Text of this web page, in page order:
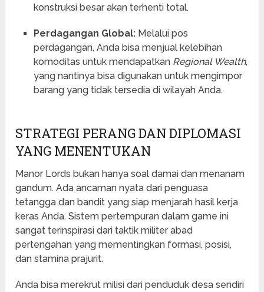
konstruksi besar akan terhenti total.
Perdagangan Global:Melalui pos
perdagangan, Anda bisa menjual kelebihan
komoditas untuk mendapatkan Regional Wealth,
yang nantinya bisa digunakan untuk mengimpor
barang yang tidak tersedia di wilayah Anda.
STRATEGI PERANG DAN DIPLOMASI
YANG MENENTUKAN
Manor Lords bukan hanya soal damai dan menanam
gandum. Ada ancaman nyata dari penguasa
tetangga dan bandit yang siap menjarah hasil kerja
keras Anda. Sistem pertempuran dalam game ini
sangat terinspirasi dari taktik militer abad
pertengahan yang mementingkan formasi, posisi,
dan stamina prajurit.
Anda bisa merekrut milisi dari penduduk desa sendiri